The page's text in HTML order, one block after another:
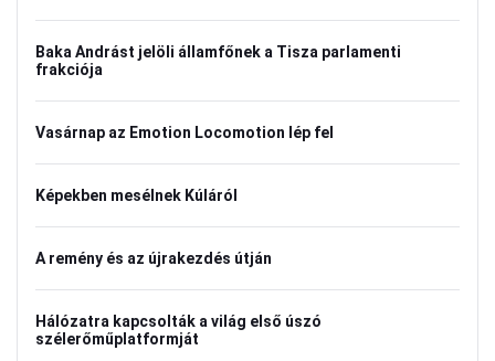
Baka Andrást jelöli államfőnek a Tisza parlamenti
frakciója
Vasárnap az Emotion Locomotion lép fel
Képekben mesélnek Kúláról
A remény és az újrakezdés útján
Hálózatra kapcsolták a világ első úszó
szélerőműplatformját